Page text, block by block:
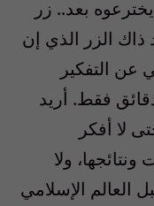
بعد.. زر
ذاك الزر الذي إن
التفكير
فقط. أريد
لا أفكر
ونتائجها، ولا
العالم الإسلامي